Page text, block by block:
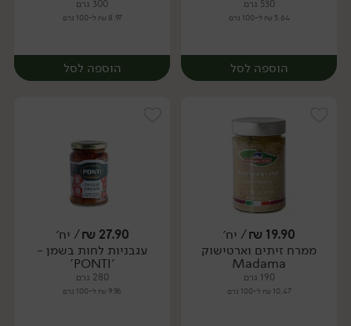
530 גרם
5.64 ₪ ל-100 גרם
הוספה לסל
יח׳
300 גרם
8.97 ₪ ל-100 גרם
הוספה לסל
יח׳
19.90
₪/ יח׳
ממרח זיתים וארטישוק
Madama
190 גרם
10.47 ₪ ל-100 גרם
27.90
₪/ יח׳
עגבניות לחות בשמן -
'PONTI'
280 גרם
9.96 ₪ ל-100 גרם